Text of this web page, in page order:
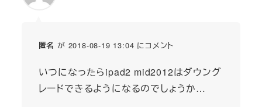
匿名 が 2018-08-19 13:04 にコメント
いつになったらipad2 mid2012はダウング
レードできるようになるのでしょうか…